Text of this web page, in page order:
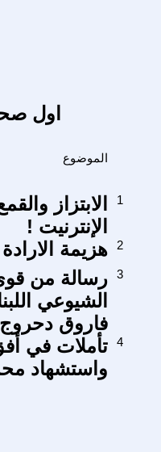
اول
الموضوع
الابتزاز
الإنترنيت !
1
هزيمة 2
رسالة من
الشيوعي
فاروق دحروج
3
تأملات في
واستشهاد
4